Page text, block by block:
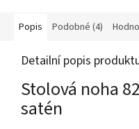
Popis Podobné (4)
Detailní popis
Stolová noha
satén